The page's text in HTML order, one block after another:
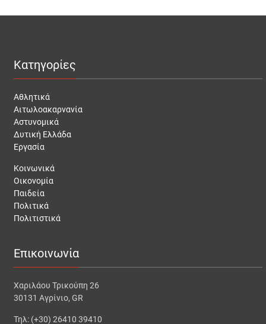
Κατηγορίες
Αθλητικά
Αιτωλοακαρνανία
Αστυνομικά
Δυτική Ελλάδα
Εργασία
Κοινωνικά
Οικονομία
Παιδεία
Πολιτικά
Πολιτιστικά
Επικοινωνία
Χαριλάου Τρικούπη 26
30131 Αγρίνιο, GR
Τηλ: (+30) 26410 39410